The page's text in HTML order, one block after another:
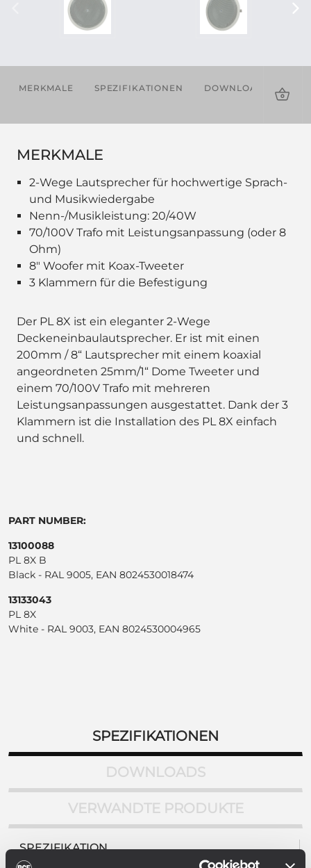
MERKMALE SPEZIFIKATIONEN DOWNLOADS
MERKMALE
2-Wege Lautsprecher für hochwertige Sprach-
und Musikwiedergabe
Nenn-/Musikleistung: 20/40W
70/100V Trafo mit Leistungsanpassung (oder 8
Ohm)
8" Woofer mit Koax-Tweeter
3 Klammern für die Befestigung
Der PL 8X ist ein eleganter 2-Wege
Deckeneinbaulautsprecher. Er ist mit einen
200mm / 8“ Lautsprecher mit einem koaxial
angeordneten 25mm/1“ Dome Tweeter und
einem 70/100V Trafo mit mehreren
Leistungsanpassungen ausgestattet. Dank der 3
Klammern ist die Installation des PL 8X einfach
und schnell.
PART NUMBER:
13100088
PL 8X B
Black - RAL 9005, EAN 8024530018474
13133043
PL 8X
White - RAL 9003, EAN 8024530004965
SPEZIFIKATIONEN
DOWNLOADS
VERWANDTE PRODUKTE
SPEZIFIKATION